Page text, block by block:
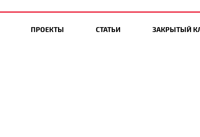
ПРОЕКТЫ СТАТЬИ ЗАКРЫТЫЙ